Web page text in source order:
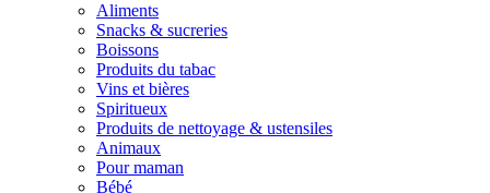
Aliments
Snacks & sucreries
Boissons
Produits du tabac
Vins et bières
Spiritueux
Produits de nettoyage & ustensiles
Animaux
Pour maman
Bébé